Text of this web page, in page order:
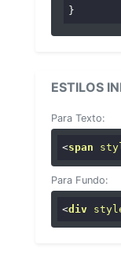
}
ESTILOS
Para Texto:
<span
Para Fundo:
<div